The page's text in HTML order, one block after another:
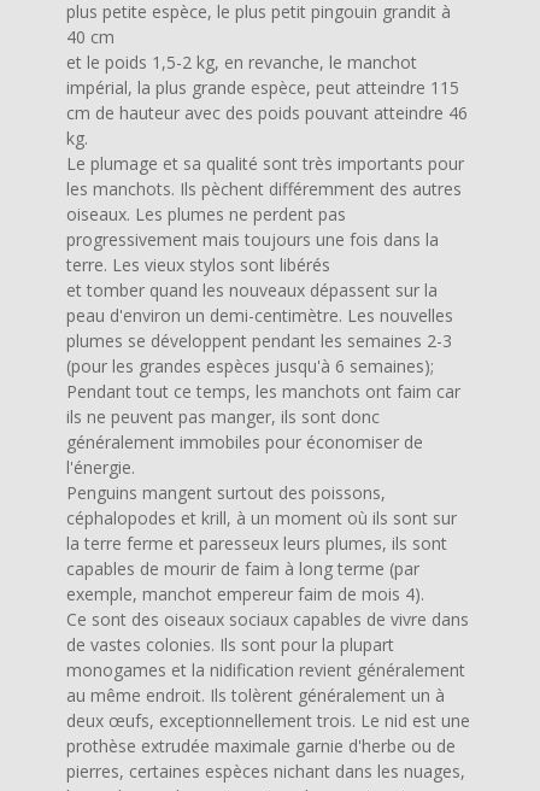
plus petite espèce, le plus petit pingouin grandit à
40 cm
et le poids 1,5-2 kg, en revanche, le manchot
impérial, la plus grande espèce, peut atteindre 115
cm de hauteur avec des poids pouvant atteindre 46
kg.
Le plumage et sa qualité sont très importants pour
les manchots. Ils pèchent différemment des autres
oiseaux. Les plumes ne perdent pas
progressivement mais toujours une fois dans la
terre. Les vieux stylos sont libérés
et tomber quand les nouveaux dépassent sur la
peau d'environ un demi-centimètre. Les nouvelles
plumes se développent pendant les semaines 2-3
(pour les grandes espèces jusqu'à 6 semaines);
Pendant tout ce temps, les manchots ont faim car
ils ne peuvent pas manger, ils sont donc
généralement immobiles pour économiser de
l'énergie.
Penguins mangent surtout des poissons,
céphalopodes et krill, à un moment où ils sont sur
la terre ferme et paresseux leurs plumes, ils sont
capables de mourir de faim à long terme (par
exemple, manchot empereur faim de mois 4).
Ce sont des oiseaux sociaux capables de vivre dans
de vastes colonies. Ils sont pour la plupart
monogames et la nidification revient généralement
au même endroit. Ils tolèrent généralement un à
deux œufs, exceptionnellement trois. Le nid est une
prothèse extrudée maximale garnie d'herbe ou de
pierres, certaines espèces nichant dans les nuages,